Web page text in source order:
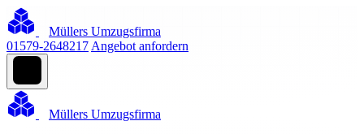
Müllers Umzugsfirma
01579-2648217 Angebot anfordern
Müllers Umzugsfirma